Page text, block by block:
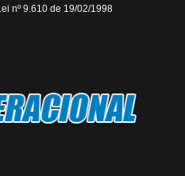
nº 9.610 de 19/02/1998